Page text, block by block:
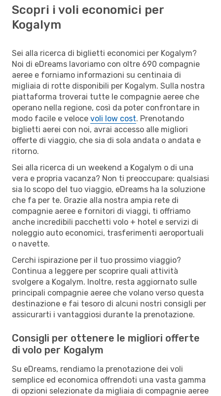
Scopri i voli economici per
Kogalym
Sei alla ricerca di biglietti economici per Kogalym?
Noi di eDreams lavoriamo con oltre 690 compagnie
aeree e forniamo informazioni su centinaia di
migliaia di rotte disponibili per Kogalym. Sulla nostra
piattaforma troverai tutte le compagnie aeree che
operano nella regione, così da poter confrontare in
modo facile e veloce voli low cost. Prenotando
biglietti aerei con noi, avrai accesso alle migliori
offerte di viaggio, che sia di sola andata o andata e
ritorno.
Sei alla ricerca di un weekend a Kogalym o di una
vera e propria vacanza? Non ti preoccupare: qualsiasi
sia lo scopo del tuo viaggio, eDreams ha la soluzione
che fa per te. Grazie alla nostra ampia rete di
compagnie aeree e fornitori di viaggi, ti offriamo
anche incredibili pacchetti volo + hotel e servizi di
noleggio auto economici, trasferimenti aeroportuali
o navette.
Cerchi ispirazione per il tuo prossimo viaggio?
Continua a leggere per scoprire quali attività
svolgere a Kogalym. Inoltre, resta aggiornato sulle
principali compagnie aeree che volano verso questa
destinazione e fai tesoro di alcuni nostri consigli per
assicurarti i vantaggiosi durante la prenotazione.
Consigli per ottenere le migliori offerte
di volo per Kogalym
Su eDreams, rendiamo la prenotazione dei voli
semplice ed economica offrendoti una vasta gamma
di opzioni selezionate da migliaia di compagnie aeree